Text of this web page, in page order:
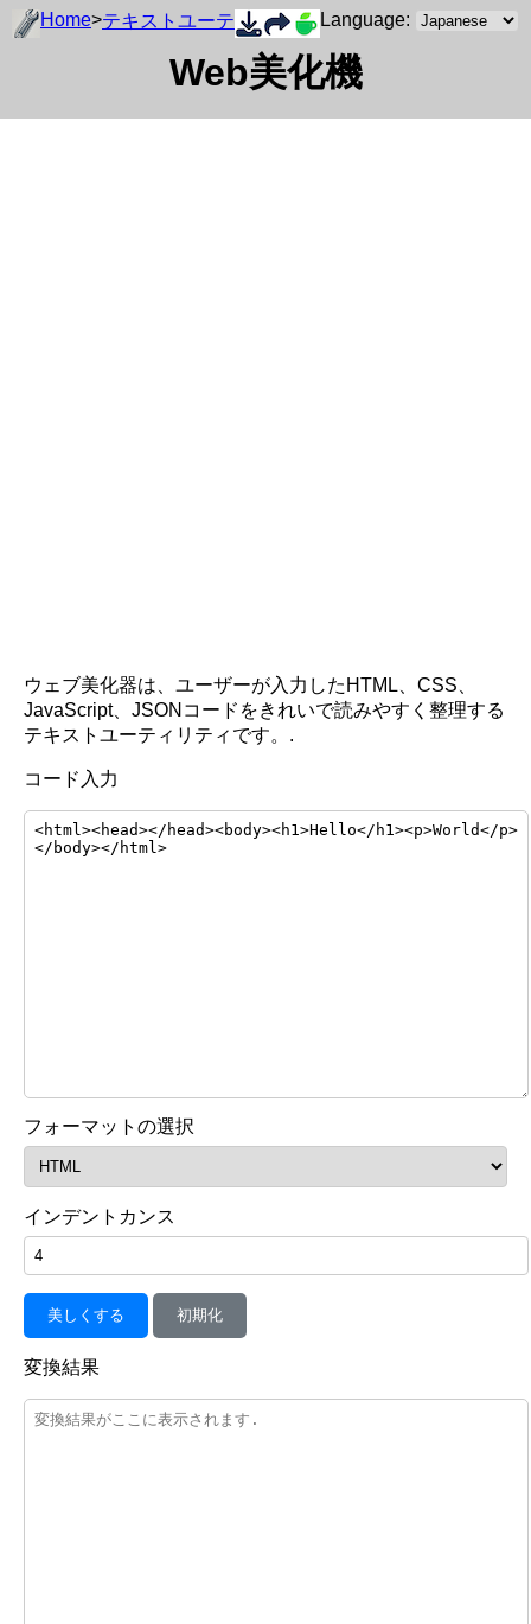
Home>テキストユーティリティ
Web美化機
Language:
ウェブ美化器は、ユーザーが入力したHTML、CSS、
JavaScript、JSONコードをきれいで読みやすく整理する
テキストユーティリティです。.
コード入力
フォーマットの選択
インデントカンス
美しくする 初期化
変換結果